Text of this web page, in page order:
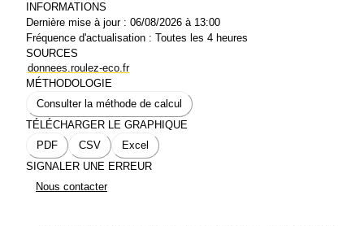
INFORMATIONS
Dernière mise à jour : 06/08/2026 à 13:00
Fréquence d'actualisation : Toutes les 4 heures
SOURCES
donnees.roulez-eco.fr
MÉTHODOLOGIE
Consulter la méthode de calcul
TÉLÉCHARGER LE GRAPHIQUE
PDF
CSV
Excel
SIGNALER UNE ERREUR
Nous contacter